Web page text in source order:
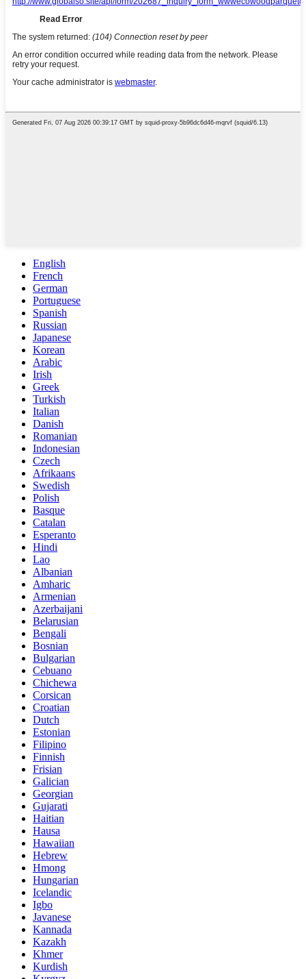
English
French
German
Portuguese
Spanish
Russian
Japanese
Korean
Arabic
Irish
Greek
Turkish
Italian
Danish
Romanian
Indonesian
Czech
Afrikaans
Swedish
Polish
Basque
Catalan
Esperanto
Hindi
Lao
Albanian
Amharic
Armenian
Azerbaijani
Belarusian
Bengali
Bosnian
Bulgarian
Cebuano
Chichewa
Corsican
Croatian
Dutch
Estonian
Filipino
Finnish
Frisian
Galician
Georgian
Gujarati
Haitian
Hausa
Hawaiian
Hebrew
Hmong
Hungarian
Icelandic
Igbo
Javanese
Kannada
Kazakh
Khmer
Kurdish